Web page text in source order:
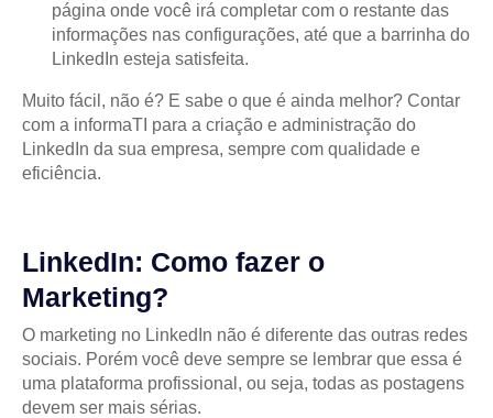
página onde você irá completar com o restante das
informações nas configurações, até que a barrinha do
LinkedIn esteja satisfeita.
Muito fácil, não é? E sabe o que é ainda melhor? Contar
com a informaTI para a criação e administração do
LinkedIn da sua empresa, sempre com qualidade e
eficiência.
LinkedIn: Como fazer o
Marketing?
O marketing no LinkedIn não é diferente das outras redes
sociais. Porém você deve sempre se lembrar que essa é
uma plataforma profissional, ou seja, todas as postagens
devem ser mais sérias.